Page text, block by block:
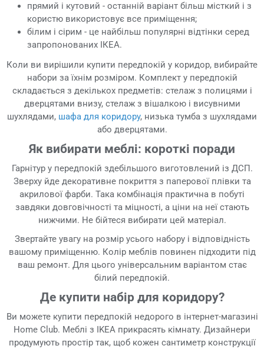
прямий і кутовий - останній варіант більш місткий і з
користю використовує все приміщення;
білим і сірим - це найбільш популярні відтінки серед
запропонованих ІКЕА.
Коли ви вирішили купити передпокій у коридор, вибирайте
набори за їхнім розміром. Комплект у передпокій
складається з декількох предметів: стелаж з полицями і
дверцятами внизу, стелаж з вішалкою і висувними
шухлядами, шафа для коридору, низька тумба з шухлядами
або дверцятами.
Як вибирати меблі: короткі поради
Гарнітур у передпокій здебільшого виготовлений із ДСП.
Зверху йде декоративне покриття з паперової плівки та
акрилової фарби. Така комбінація практична в побуті
завдяки довговічності та міцності, а ціни на неї стають
нижчими. Не бійтеся вибирати цей матеріал.
Звертайте увагу на розмір усього набору і відповідність
вашому приміщенню. Колір меблів повинен підходити під
ваш ремонт. Для цього універсальним варіантом стає
білий передпокій.
Де купити набір для коридору?
Ви можете купити передпокій недорого в інтернет-магазині
Home Club. Меблі з IKEA прикрасять кімнату. Дизайнери
продумують простір так, щоб кожен сантиметр конструкції